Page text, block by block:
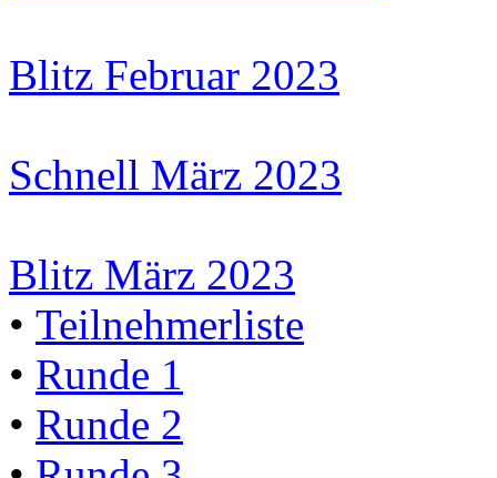
Blitz Februar 2023
Schnell März 2023
Blitz März 2023
• Teilnehmerliste
• Runde 1
• Runde 2